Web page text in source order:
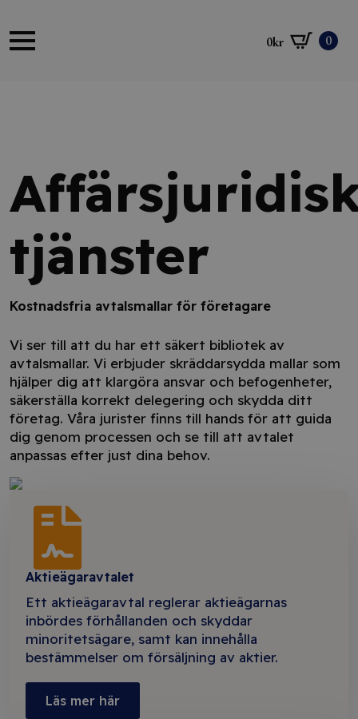
0kr 0
tjänster
Kostnadsfria avtalsmallar för företagare
Vi ser till att du har ett säkert bibliotek av
avtalsmallar. Vi erbjuder skräddarsydda mallar som
hjälper dig att klargöra ansvar och befogenheter,
säkerställa korrekt delegering och skydda ditt
företag. Våra jurister finns till hands för att guida
dig genom processen och se till att avtalet
anpassas efter just dina behov.
Aktieägaravtalet
Ett aktieägaravtal reglerar aktieägarnas
inbördes förhållanden och skyddar
minoritetsägare, samt kan innehålla
bestämmelser om försäljning av aktier.
Läs mer här